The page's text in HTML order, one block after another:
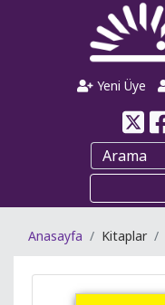
Yeni Üye
Anasayfa Kitaplar